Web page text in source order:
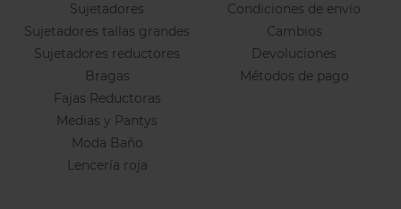
Sujetadores
Sujetadores tallas grandes
Sujetadores reductores
Bragas
Fajas Reductoras
Medias y Pantys
Moda Baño
Lencería roja
Condiciones de envío
Cambios
Devoluciones
Métodos de pago